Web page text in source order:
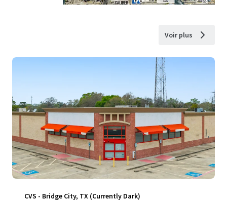
Voir plus
CVS - Bridge City, TX (Currently Dark)